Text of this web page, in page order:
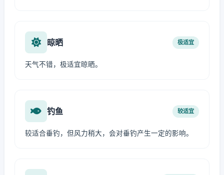
晾晒 极适宜
天气不错，极适宜晾晒。
钓鱼 较适宜
较适合垂钓，但风力稍大，会对垂钓产生一定的影响。